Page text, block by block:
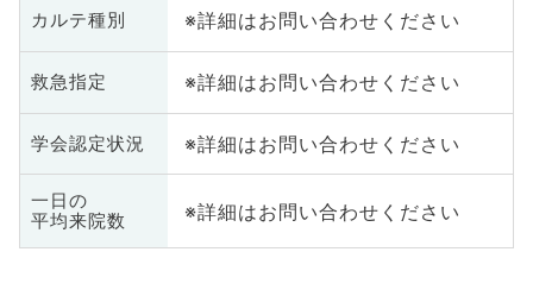
カルテ種別 ※詳細はお問い合わせください
救急指定 ※詳細はお問い合わせください
学会認定状況 ※詳細はお問い合わせください
一日の
平均来院数
※詳細はお問い合わせください